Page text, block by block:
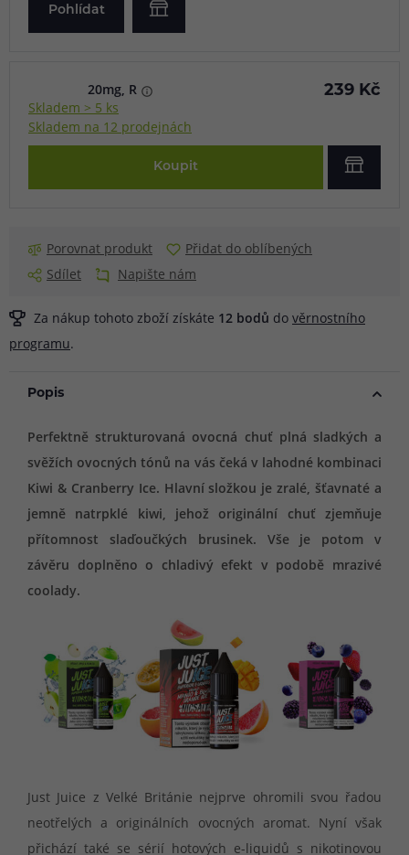
Pohlídat
20mg, R
Skladem > 5 ks
Skladem na 12 prodejnách
239 Kč
Koupit
Porovnat produkt
Přidat do oblíbených
Sdílet
Napište nám
Za nákup tohoto zboží získáte 12 bodů do věrnostního
programu.
Popis
Perfektně strukturovaná ovocná chuť plná sladkých a
svěžích ovocných tónů na vás čeká v lahodné kombinaci
Kiwi & Cranberry Ice. Hlavní složkou je zralé, šťavnaté a
jemně natrpklé kiwi, jehož originální chuť zjemňuje
přítomnost slaďoučkých brusinek. Vše je potom v
závěru doplněno o chladivý efekt v podobě mrazivé
coolady.
Just Juice z Velké Británie nejprve ohromili svou řadou
neotřelých a originálních ovocných aromat. Nyní však
přichází také se sérií hotových e-liquidů s nikotinovou